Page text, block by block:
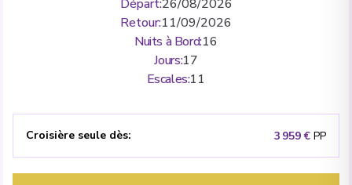
Départ:26/08/2026
Retour:11/09/2026
Nuits à Bord:16
Jours:17
Escales:11
Croisière seule dès: 3 959 € PP